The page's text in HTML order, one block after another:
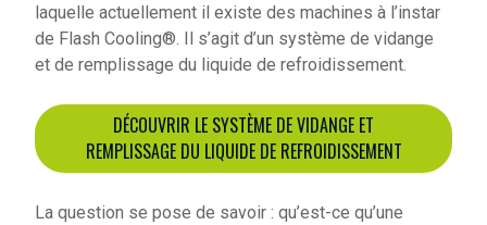
laquelle actuellement il existe des machines à l’instar
de Flash Cooling®. Il s’agit d’un système de vidange
et de remplissage du liquide de refroidissement.
DÉCOUVRIR LE SYSTÈME DE VIDANGE ET
REMPLISSAGE DU LIQUIDE DE REFROIDISSEMENT
La question se pose de savoir : qu’est-ce qu’une